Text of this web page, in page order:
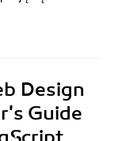
Design
Guide